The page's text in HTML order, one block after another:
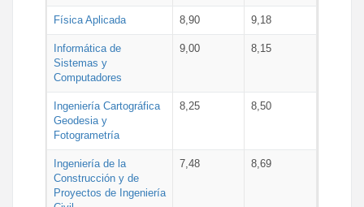
Física Aplicada 8,90 9,18
Informática de
Sistemas y
Computadores
9,00 8,15
Ingeniería Cartográfica
Geodesia y
Fotogrametría
8,25 8,50
Ingeniería de la
Construcción y de
Proyectos de Ingeniería
7,48 8,69